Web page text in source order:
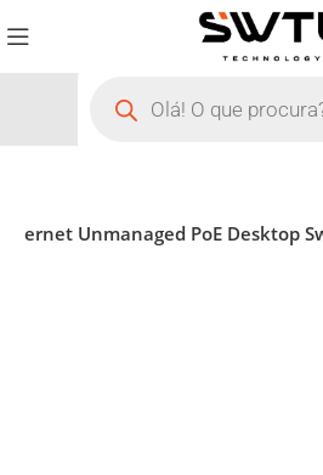
Unmanaged PoE Desktop